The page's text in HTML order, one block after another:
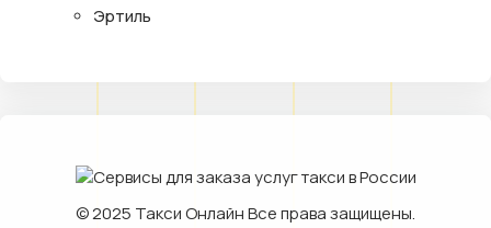
Эртиль
© 2025 Такси ОнлайнВсе права защищены.